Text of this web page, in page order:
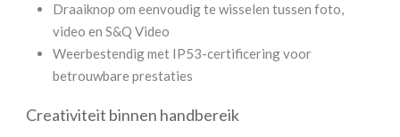
Draaiknop om eenvoudig te wisselen tussen foto,
video en S&Q Video
Weerbestendig met IP53-certificering voor
betrouwbare prestaties
Creativiteit binnen handbereik